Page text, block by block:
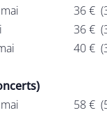
mai 36 €
36 €
40 €
mai 58 €